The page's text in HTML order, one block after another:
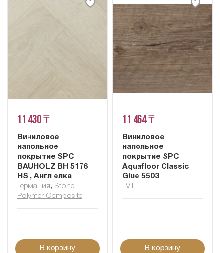
11 430 ₸
Виниловое
напольное
покрытие SPC
BAUHOLZ BH 5176
HS , Англ елка
Германия , Stone
Polymer Composite
В корзину
11 464 ₸
Виниловое
напольное
покрытие SPC
Aquafloor Classic
Glue 5503
LVT
В корзину